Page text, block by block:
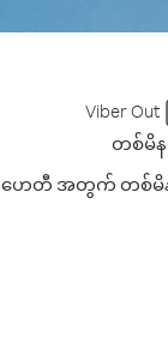
Viber
တစ်မိန
ဟေတီ အတွက် တစ်မိနစ်